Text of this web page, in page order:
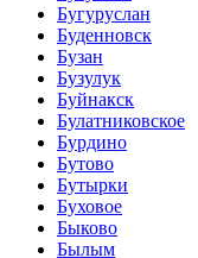
Бугуруслан
Буденновск
Бузан
Бузулук
Буйнакск
Булатниковское
Бурдино
Бутово
Бутырки
Буховое
Быково
Былым